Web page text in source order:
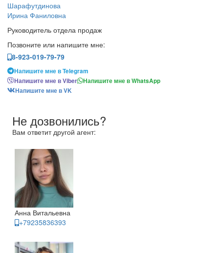
Шарафутдинова
Ирина Фаниловна
Руководитель отдела продаж
Позвоните или напишите мне:
8-923-019-79-79
Напишите мне в Telegram
Напишите мне в Viber
Напишите мне в WhatsApp
Напишите мне в VK
Не дозвонились?
Вам ответит другой агент:
Анна Витальевна
+79235836393